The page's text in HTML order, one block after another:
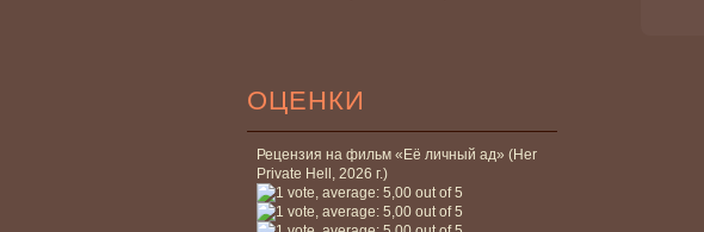
ОЦЕНКИ
Рецензия на фильм «Её личный ад» (Her
Private Hell, 2026 г.)